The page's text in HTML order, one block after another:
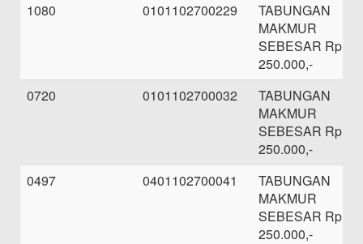
1080
0101102700229
TABUNGAN
MAKMUR
SEBESAR Rp.
250.000,-
0720
0101102700032
TABUNGAN
MAKMUR
SEBESAR Rp.
250.000,-
0497
0401102700041
TABUNGAN
MAKMUR
SEBESAR Rp.
250.000,-